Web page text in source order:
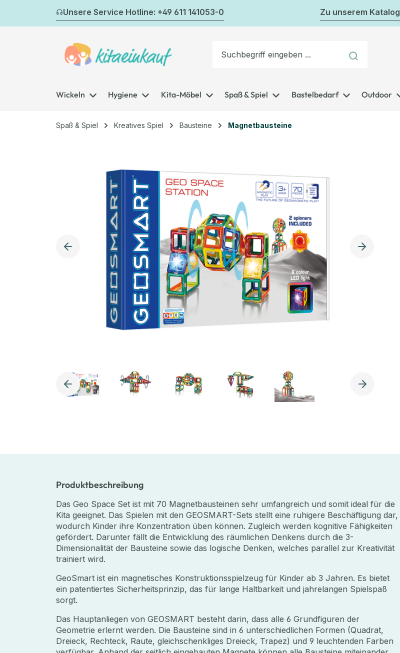
Hauptinhalt springen
Zur Suche springen
Zur Hauptnavigation springen
Unsere Service Hotline: +49 611 141053-0 Zu unserem Katalog
Wickeln Hygiene Kita-Möbel Spaß & Spiel Bastelbedarf Outdoor
Spaß & Spiel Kreatives Spiel Bausteine Magnetbausteine
Produktbeschreibung
Das Geo Space Set ist mit 70 Magnetbausteinen sehr umfangreich und somit ideal für die
Kita geeignet. Das Spielen mit den GEOSMART-Sets stellt eine ruhigere Beschäftigung dar,
wodurch Kinder ihre Konzentration üben können. Zugleich werden kognitive Fähigkeiten
gefördert. Darunter fällt die Entwicklung des räumlichen Denkens durch die 3-
Dimensionalität der Bausteine sowie das logische Denken, welches parallel zur Kreativität
trainiert wird.
GeoSmart ist ein magnetisches Konstruktionsspielzeug für Kinder ab 3 Jahren. Es bietet
ein patentiertes Sicherheitsprinzip, das für lange Haltbarkeit und jahrelangen Spielspaß
sorgt.
Das Hauptanliegen von GEOSMART besteht darin, dass alle 6 Grundfiguren der
Geometrie erlernt werden. Die Bausteine sind in 6 unterschiedlichen Formen (Quadrat,
Dreieck, Rechteck, Raute, gleichschenkliges Dreieck, Trapez) und 9 leuchtenden Farben